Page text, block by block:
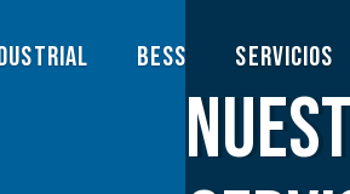
BESS Servicios